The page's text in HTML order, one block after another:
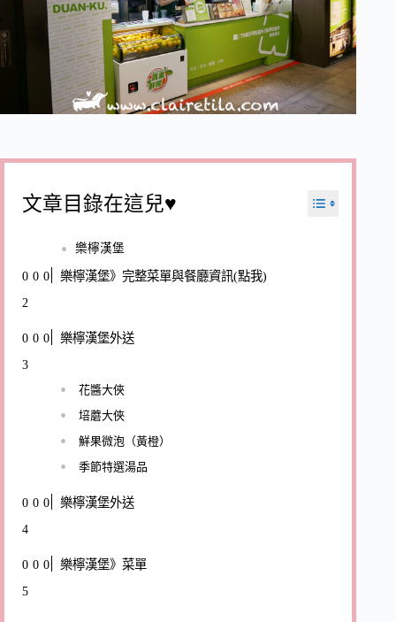
文章目錄在這兒♥
樂檸漢堡
樂檸漢堡》完整菜單與餐廳資訊(點我)
樂檸漢堡外送
花醬大俠
培蘑大俠
鮮果微泡（黃橙）
季節特選湯品
樂檸漢堡外送
樂檸漢堡》菜單